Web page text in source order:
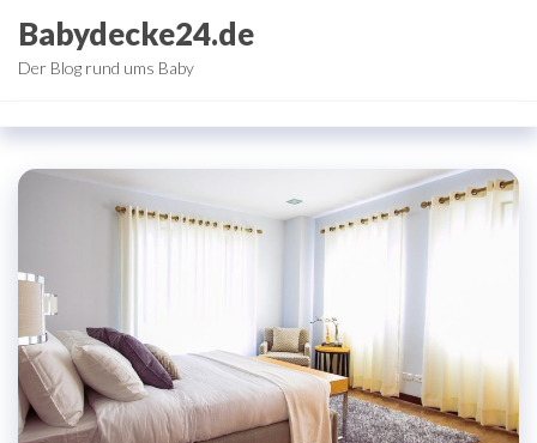
Inhalt
springen
Babydecke24.de
Der Blog rund ums Baby